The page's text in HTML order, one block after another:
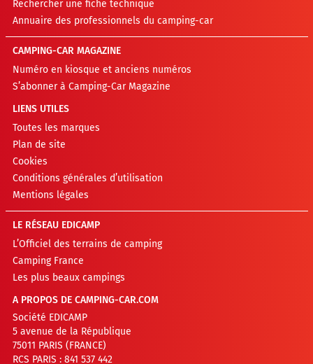
Rechercher une fiche technique
Annuaire des professionnels du camping-car
CAMPING-CAR MAGAZINE
Numéro en kiosque et anciens numéros
S’abonner à Camping-Car Magazine
LIENS UTILES
Toutes les marques
Plan de site
Cookies
Conditions générales d’utilisation
Mentions légales
LE RÉSEAU EDICAMP
L’Officiel des terrains de camping
Camping France
Les plus beaux campings
A PROPOS DE CAMPING-CAR.COM
Société EDICAMP
5 avenue de la République
75011 PARIS (FRANCE)
RCS PARIS : 841 537 442